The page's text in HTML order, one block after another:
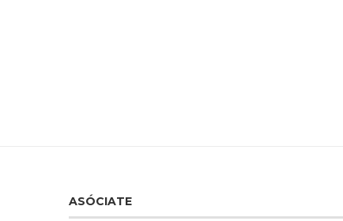
ASÓCIATE